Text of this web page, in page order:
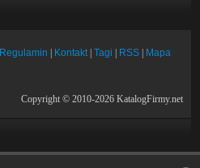
Regulamin Kontakt|Tagi RSS
Mapa
Copyright © 2010-2026 KatalogFirmy.net